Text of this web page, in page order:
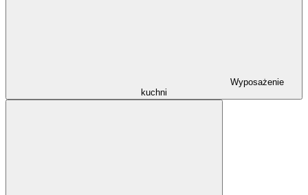
Wyposażenie
kuchni